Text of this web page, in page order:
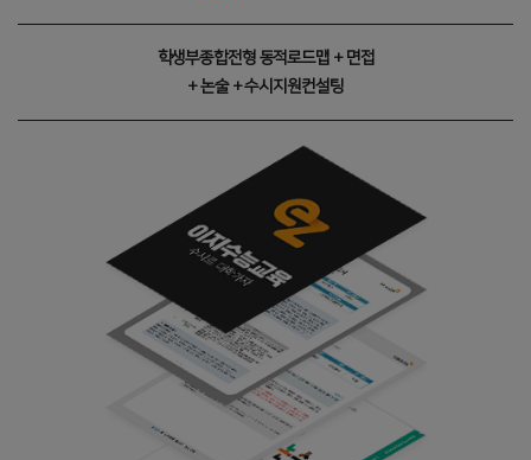
학생부종합전형 동적로드맵 + 면접
+ 논술 + 수시지원컨설팅